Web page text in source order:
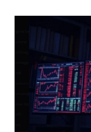
democratizou os
participantes para
surgiu um